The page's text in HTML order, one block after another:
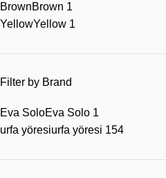
BrownBrown 1
YellowYellow 1
Filter by Brand
Eva SoloEva Solo 1
urfa yöresiurfa yöresi 154